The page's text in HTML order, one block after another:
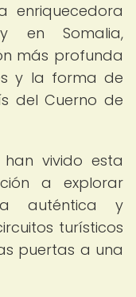
enriquecedora
en Somalia,
más profunda
y la forma de
del Cuerno de
han vivido esta
a explorar
auténtica y
turísticos
puertas a una